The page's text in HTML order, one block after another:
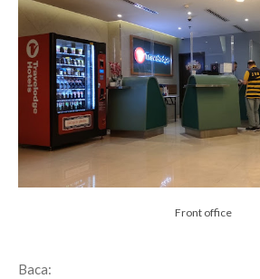
Front office
Baca: